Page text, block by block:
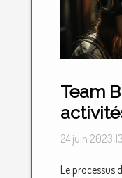
Team
24 juin 2023
Le processus